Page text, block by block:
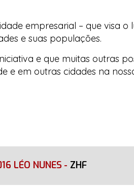
empresarial – que visa
e suas populações.
e que muitas outras
e em outras cidades na
LÉO NUNES - ZHF